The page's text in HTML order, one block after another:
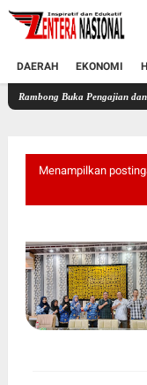
DAERAH EKONOMI
Buka Pengajian dan Perkuat
Menampilkan